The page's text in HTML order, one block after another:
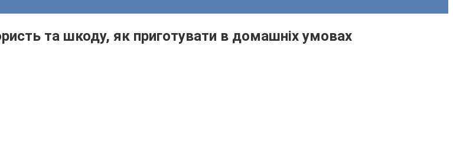
та шкоду, як приготувати в домашніх умовах